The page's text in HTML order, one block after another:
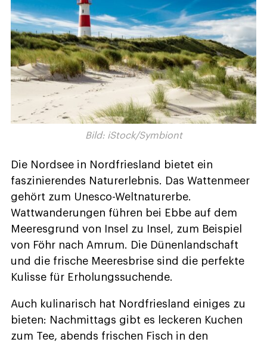
Bild: iStock/Symbiont
Die Nordsee in Nordfriesland bietet ein
faszinierendes Naturerlebnis. Das Wattenmeer
gehört zum Unesco-Weltnaturerbe.
Wattwanderungen führen bei Ebbe auf dem
Meeresgrund von Insel zu Insel, zum Beispiel
von Föhr nach Amrum. Die Dünenlandschaft
und die frische Meeresbrise sind die perfekte
Kulisse für Erholungssuchende.
Auch kulinarisch hat Nordfriesland einiges zu
bieten: Nachmittags gibt es leckeren Kuchen
zum Tee, abends frischen Fisch in den